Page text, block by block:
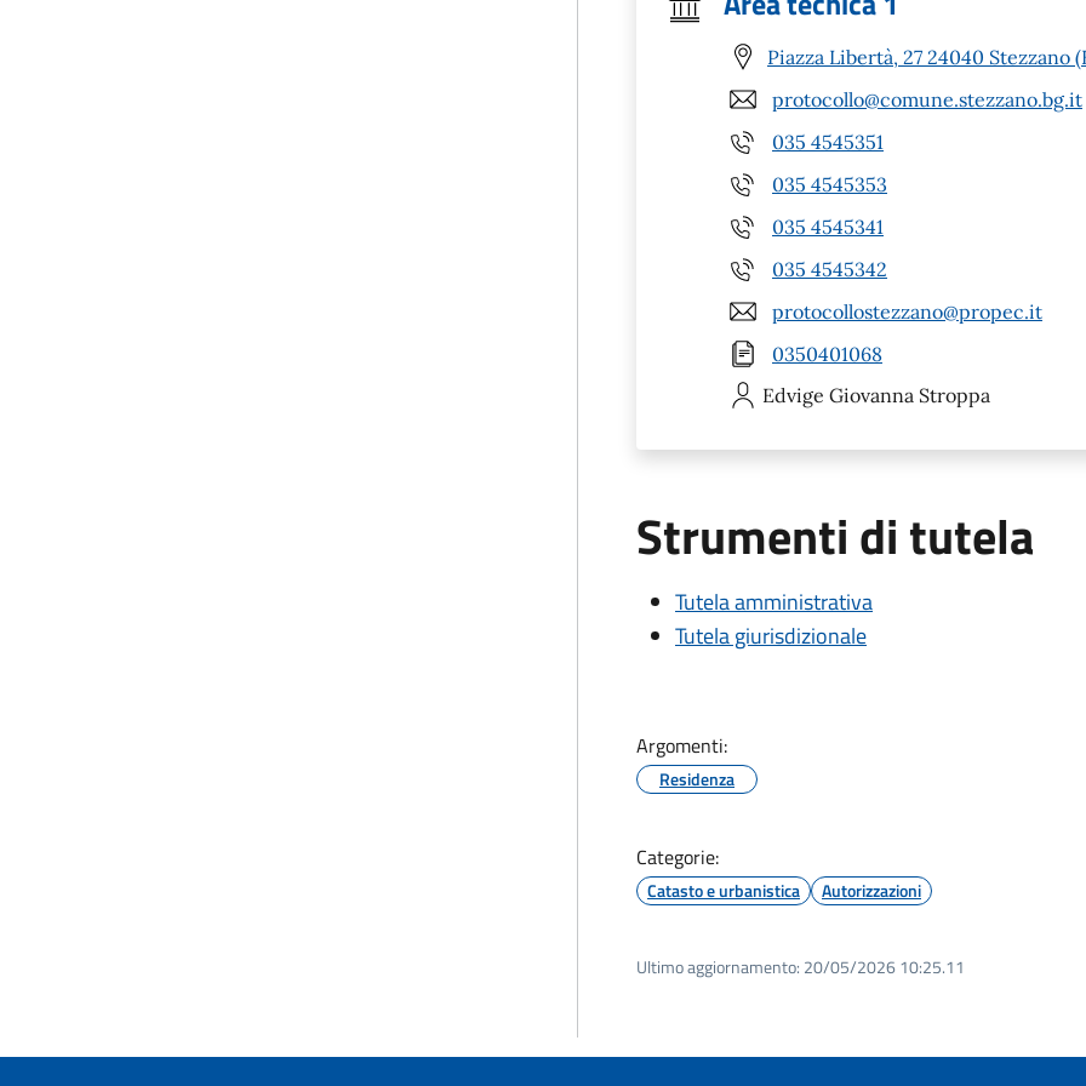
Piazza Libertà, 27 24040 Stezzano
protocollo@comune.stezzano.bg.it
035 4545351
035 4545353
035 4545341
035 4545342
protocollostezzano@propec.it
0350401068
Edvige Giovanna Stroppa
Strumenti di tutela
Tutela amministrativa
Tutela giurisdizionale
Argomenti:
Residenza
Categorie:
Catasto e urbanistica Autorizzazioni
Ultimo aggiornamento: 20/05/2026 10:25.11